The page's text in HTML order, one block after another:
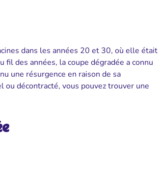
dans les années 20 et 30, où elle était
des années, la coupe dégradée a connu
une résurgence en raison de sa
décontracté, vous pouvez trouver une